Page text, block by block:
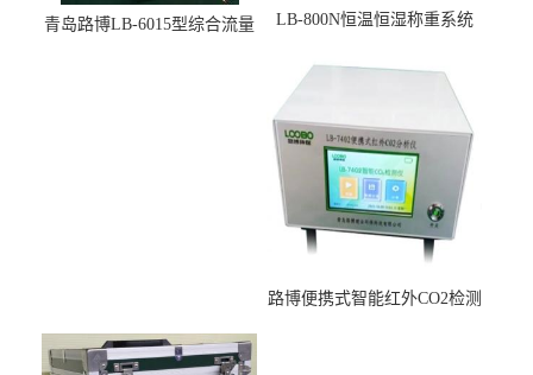
青岛路博LB-6015型综合流量
LB-800N恒温恒湿称重系统
路博便携式智能红外CO2检测